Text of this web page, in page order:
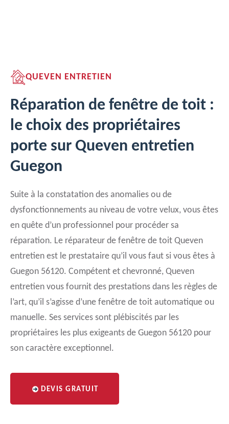
QUEVEN ENTRETIEN
Réparation de fenêtre de toit :
le choix des propriétaires
porte sur Queven entretien
Guegon
Suite à la constatation des anomalies ou de
dysfonctionnements au niveau de votre velux, vous êtes
en quête d’un professionnel pour procéder sa
réparation. Le réparateur de fenêtre de toit Queven
entretien est le prestataire qu’il vous faut si vous êtes à
Guegon 56120. Compétent et chevronné, Queven
entretien vous fournit des prestations dans les règles de
l’art, qu’il s’agisse d’une fenêtre de toit automatique ou
manuelle. Ses services sont plébiscités par les
propriétaires les plus exigeants de Guegon 56120 pour
son caractère exceptionnel.
DEVIS GRATUIT